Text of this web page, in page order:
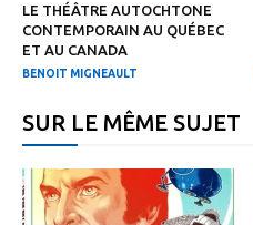
LE THÉÂTRE AUTOCHTONE
CONTEMPORAIN AU QUÉBEC
ET AU CANADA
BENOIT MIGNEAULT
SUR LE MÊME SUJET